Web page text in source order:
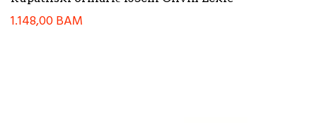
1.148,00BAM